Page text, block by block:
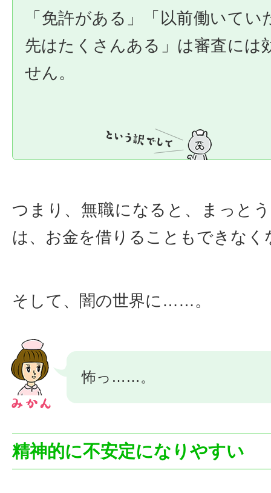
「免許がある」「以前働いてい
先はたくさんある」は審査には
せん。
つまり、無職になると、まっと
は、お金を借りることもできなく
そして、闇の世界に……。
怖っ……。
精神的に不安定になりやすい